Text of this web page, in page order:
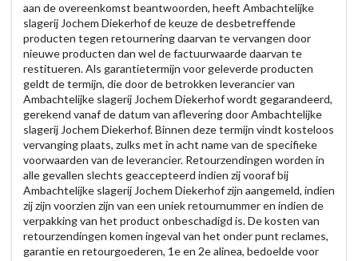
aan de overeenkomst beantwoorden, heeft Ambachtelijke
slagerij Jochem Diekerhof de keuze de desbetreffende
producten tegen retournering daarvan te vervangen door
nieuwe producten dan wel de factuurwaarde daarvan te
restitueren. Als garantietermijn voor geleverde producten
geldt de termijn, die door de betrokken leverancier van
Ambachtelijke slagerij Jochem Diekerhof wordt gegarandeerd,
gerekend vanaf de datum van aflevering door Ambachtelijke
slagerij Jochem Diekerhof. Binnen deze termijn vindt kosteloos
vervanging plaats, zulks met in acht name van de specifieke
voorwaarden van de leverancier. Retourzendingen worden in
alle gevallen slechts geaccepteerd indien zij vooraf bij
Ambachtelijke slagerij Jochem Diekerhof zijn aangemeld, indien
zij zijn voorzien zijn van een uniek retournummer en indien de
verpakking van het product onbeschadigd is. De kosten van
retourzendingen komen ingeval van het onder punt reclames,
garantie en retourgoederen, 1e en 2e alinea, bedoelde voor